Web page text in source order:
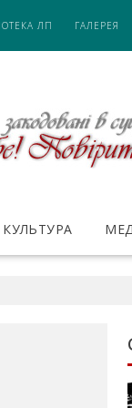
ЛП ГАЛЕРЕЯ
КУЛЬТУРА